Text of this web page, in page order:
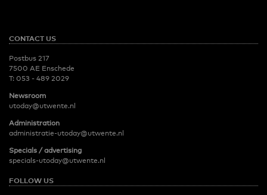
CONTACT US
Postbus 217
7500 AE Enschede
T: 053 - 489 2029
Newsroom
utoday@utwente.nl
Administration
administratie-utoday@utwente.nl
Specials / advertising
specials-utoday@utwente.nl
FOLLOW US